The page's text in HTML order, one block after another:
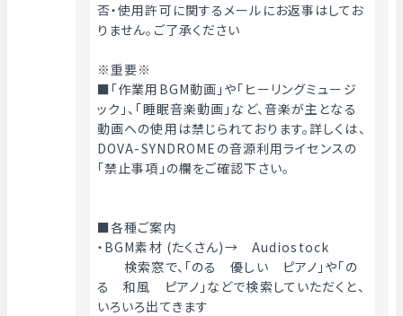
否・使用許可に関するメールにお返事はしてお
りません。ご了承ください
※重要※
■「作業用BGM動画」や「ヒーリングミュージ
ック」、「睡眠音楽動画」など、音楽が主となる
動画への使用は禁じられております。詳しくは、
DOVA-SYNDROMEの音源利用ライセンスの
「禁止事項」の欄をご確認下さい。
■各種ご案内
・BGM素材 (たくさん)→　Audiostock
検索窓で、「のる　優しい　ピアノ」や「の
る　和風　ピアノ」などで検索していただくと、
いろいろ出てきます